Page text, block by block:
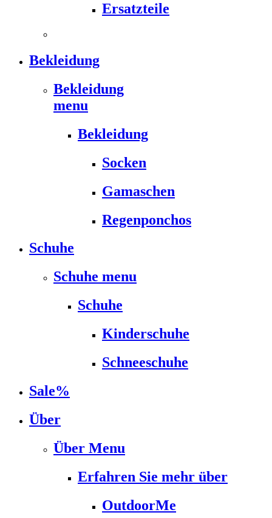
Ersatzteile
Bekleidung
Bekleidung
menu
Bekleidung
Socken
Gamaschen
Regenponchos
Schuhe
Schuhe menu
Schuhe
Kinderschuhe
Schneeschuhe
Sale%
Über
Über Menu
Erfahren Sie mehr über
OutdoorMe